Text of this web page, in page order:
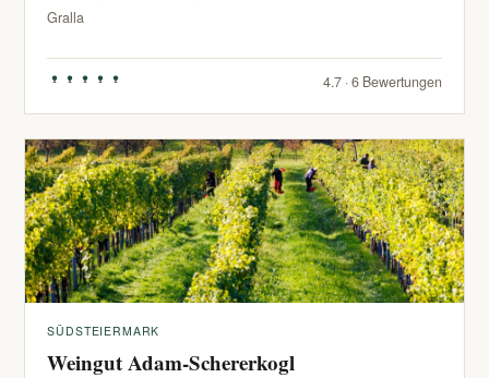
Gralla
4.7 · 6 Bewertungen
SÜDSTEIERMARK
Weingut Adam-Schererkogl